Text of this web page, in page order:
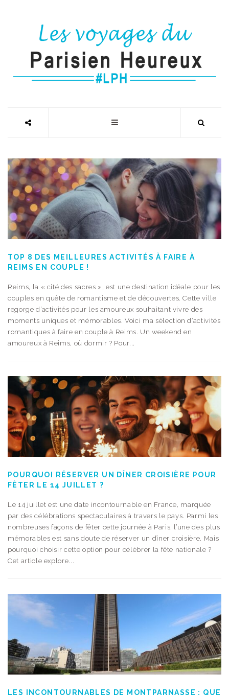
TOP 8 DES MEILLEURES ACTIVITÉS À FAIRE À
REIMS EN COUPLE !
Reims, la « cité des sacres », est une destination idéale pour les
couples en quête de romantisme et de découvertes. Cette ville
regorge d’activités pour les amoureux souhaitant vivre des
moments uniques et mémorables. Voici ma sélection d’activités
romantiques à faire en couple à Reims. Un weekend en
amoureux à Reims, où dormir ? Pour...
POURQUOI RÉSERVER UN DÎNER CROISIÈRE POUR
FÊTER LE 14 JUILLET ?
Le 14 juillet est une date incontournable en France, marquée
par des célébrations spectaculaires à travers le pays. Parmi les
nombreuses façons de fêter cette journée à Paris, l’une des plus
mémorables est sans doute de réserver un dîner croisière. Mais
pourquoi choisir cette option pour célébrer la fête nationale ?
Cet article explore...
LES INCONTOURNABLES DE MONTPARNASSE : QUE